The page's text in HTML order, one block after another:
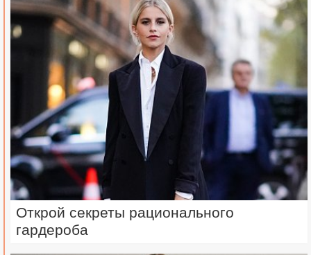
Открой секреты рационального
гардероба